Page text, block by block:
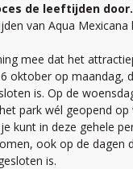
de leeftijden door.
van Aqua Mexicana
mee dat het
oktober op maandag,
is. Op de
park wél geopend op
kunt in deze gehele
ook op de dagen
is.